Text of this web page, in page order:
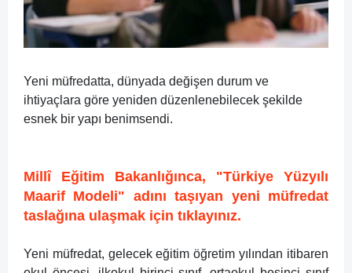
Yeni müfredatta, dünyada değişen durum ve
ihtiyaçlara göre yeniden düzenlenebilecek şekilde
esnek bir yapı benimsendi.
Millî Eğitim Bakanlığınca, "Türkiye Yüzyılı
Maarif Modeli" adını taşıyan yeni müfredat
taslağına ulaşmak için tıklayınız.
Yeni müfredat, gelecek eğitim öğretim yılından itibaren